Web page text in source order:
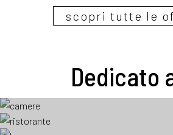
scopri tutte le
Dedicato